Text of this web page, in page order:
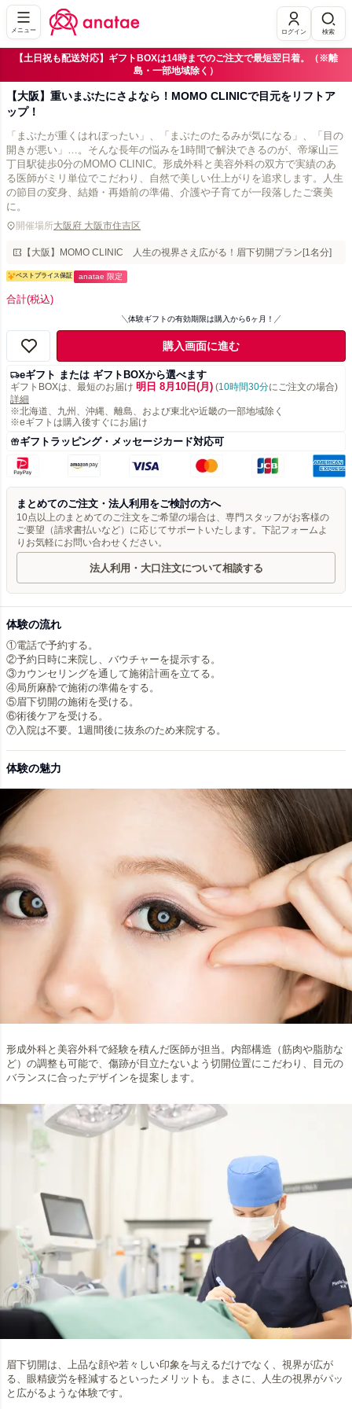
メニュー ログイン 検索
【土日祝も配送対応】ギフトBOXは14時までのご注文で最短翌日着。（※離
島・一部地域除く）
【大阪】重いまぶたにさよなら！MOMO CLINICで目元をリフトア
ップ！
「まぶたが重くはれぼったい」、「まぶたのたるみが気になる」、「目の
開きが悪い」…。そんな長年の悩みを1時間で解決できるのが、帝塚山三
丁目駅徒歩0分のMOMO CLINIC。形成外科と美容外科の双方で実績のあ
る医師がミリ単位でこだわり、自然で美しい仕上がりを追求します。人生
の節目の変身、結婚・再婚前の準備、介護や子育てが一段落したご褒美
に。
開催場所大阪府 大阪市住吉区
【大阪】MOMO CLINIC 人生の視界さえ広がる！眉下切開プラン[1名分]
ベストプライス保証 anatae 限定
合計(税込)
体験ギフトの有効期限は購入から6ヶ月！
購入画面に進む
eギフト または ギフトBOXから選べます
ギフトBOXは、最短のお届け 明日 8月10日(月) (10時間30分にご注文の場合)
詳細
※北海道、九州、沖縄、離島、および東北や近畿の一部地域除く
※eギフトは購入後すぐにお届け
ギフトラッピング・メッセージカード対応可
まとめてのご注文・法人利用をご検討の方へ
10点以上のまとめてのご注文をご希望の場合は、専門スタッフがお客様の
ご要望（請求書払いなど）に応じてサポートいたします。下記フォームよ
りお気軽にお問い合わせください。
法人利用・大口注文について相談する
体験の流れ
①電話で予約する。
②予約日時に来院し、バウチャーを提示する。
③カウンセリングを通して施術計画を立てる。
④局所麻酔で施術の準備をする。
⑤眉下切開の施術を受ける。
⑥術後ケアを受ける。
⑦入院は不要。1週間後に抜糸のため来院する。
体験の魅力
形成外科と美容外科で経験を積んだ医師が担当。内部構造（筋肉や脂肪な
ど）の調整も可能で、傷跡が目立たないよう切開位置にこだわり、目元の
バランスに合ったデザインを提案します。
眉下切開は、上品な顔や若々しい印象を与えるだけでなく、視界が広が
る、眼精疲労を軽減するといったメリットも。まさに、人生の視界がパッ
と広がるような体験です。